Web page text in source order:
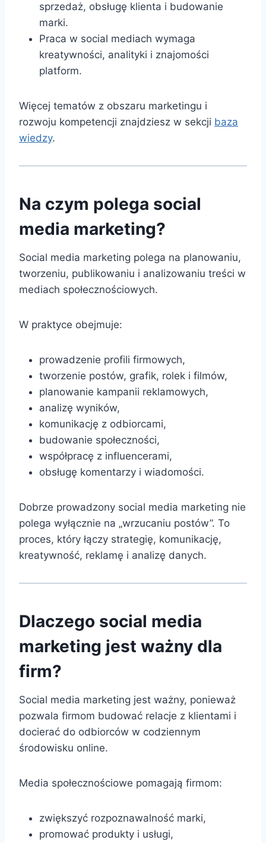
sprzedaż, obsługę klienta i budowanie
marki.
Praca w social mediach wymaga
kreatywności, analityki i znajomości
platform.
Więcej tematów z obszaru marketingu i
rozwoju kompetencji znajdziesz w sekcji baza
wiedzy.
Na czym polega social
media marketing?
Social media marketing polega na planowaniu,
tworzeniu, publikowaniu i analizowaniu treści w
mediach społecznościowych.
W praktyce obejmuje:
prowadzenie profili firmowych,
tworzenie postów, grafik, rolek i filmów,
planowanie kampanii reklamowych,
analizę wyników,
komunikację z odbiorcami,
budowanie społeczności,
współpracę z influencerami,
obsługę komentarzy i wiadomości.
Dobrze prowadzony social media marketing nie
polega wyłącznie na „wrzucaniu postów”. To
proces, który łączy strategię, komunikację,
kreatywność, reklamę i analizę danych.
Dlaczego social media
marketing jest ważny dla
firm?
Social media marketing jest ważny, ponieważ
pozwala firmom budować relacje z klientami i
docierać do odbiorców w codziennym
środowisku online.
Media społecznościowe pomagają firmom:
zwiększyć rozpoznawalność marki,
promować produkty i usługi,